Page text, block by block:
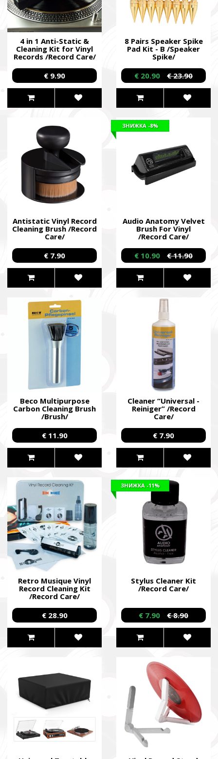
4 in 1 Anti-Static &
Cleaning Kit for Vinyl
Records /Record Care/
€ 9.90
8 Pairs Speaker Spike
Pad Kit - B /Speaker
Spike/
€ 20.90 € 23.90
Antistatic Vinyl Record
Cleaning Brush /Record
Care/
€ 7.90
Audio Anatomy Velvet
Brush For Vinyl
/Record Care/
ЗНИЖКА -8%
€ 10.90 € 11.90
Beco Multipurpose
Carbon Cleaning Brush
/Brush/
€ 11.90
Cleaner “Universal -
Reiniger” /Record
Care/
€ 7.90
Retro Musique Vinyl
Record Cleaning Kit
/Record Care/
€ 28.90
Stylus Cleaner Kit
/Record Care/
ЗНИЖКА -11%
€ 7.90 € 8.90